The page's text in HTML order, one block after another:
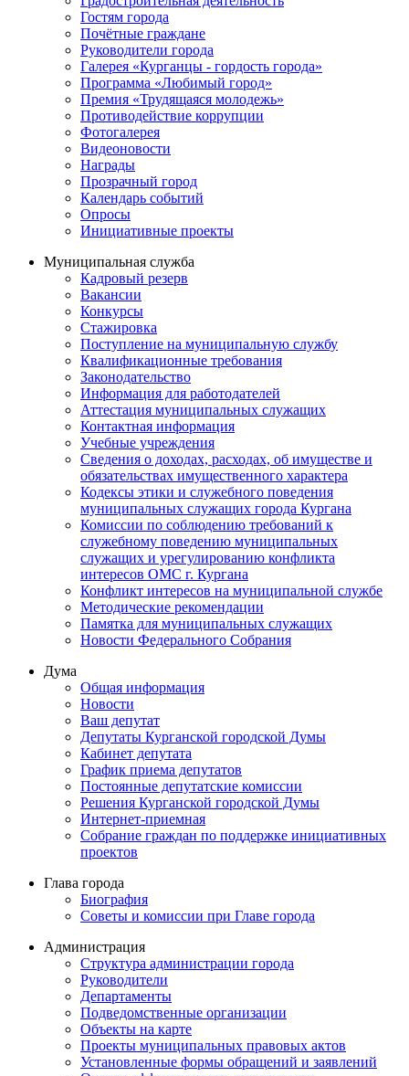
Гостям города
Почётные граждане
Руководители города
Галерея «Курганцы - гордость города»
Программа «Любимый город»
Премия «Трудящаяся молодежь»
Противодействие коррупции
Фотогалерея
Видеоновости
Награды
Прозрачный город
Календарь событий
Опросы
Инициативные проекты
Муниципальная служба
Кадровый резерв
Вакансии
Конкурсы
Стажировка
Поступление на муниципальную службу
Квалификационные требования
Законодательство
Информация для работодателей
Аттестация муниципальных служащих
Контактная информация
Учебные учреждения
Сведения о доходах, расходах, об имуществе и
обязательствах имущественного характера
Кодексы этики и служебного поведения
муниципальных служащих города Кургана
Комиссии по соблюдению требований к
служебному поведению муниципальных
служащих и урегулированию конфликта
интересов ОМС г. Кургана
Конфликт интересов на муниципальной службе
Методические рекомендации
Памятка для муниципальных служащих
Новости Федерального Cобрания
Дума
Общая информация
Новости
Ваш депутат
Депутаты Курганской городской Думы
Кабинет депутата
График приема депутатов
Постоянные депутатские комиссии
Решения Курганской городской Думы
Интернет-приемная
Собрание граждан по поддержке инициативных
проектов
Глава города
Биография
Советы и комиссии при Главе города
Администрация
Структура администрации города
Руководители
Департаменты
Подведомственные организации
Объекты на карте
Проекты муниципальных правовых актов
Установленные формы обращений и заявлений